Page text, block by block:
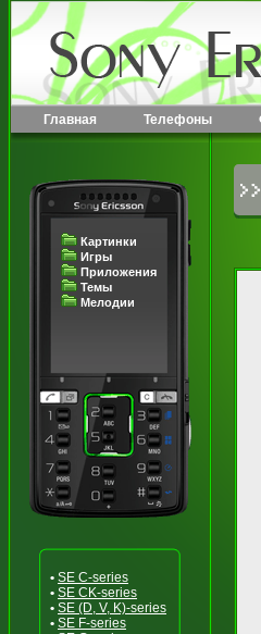
Главная Телефоны
Картинки
Игры
Приложения
Темы
Мелодии
• SE C-series
• SE CK-series
• SE (D, V, K)-series
• SE F-series